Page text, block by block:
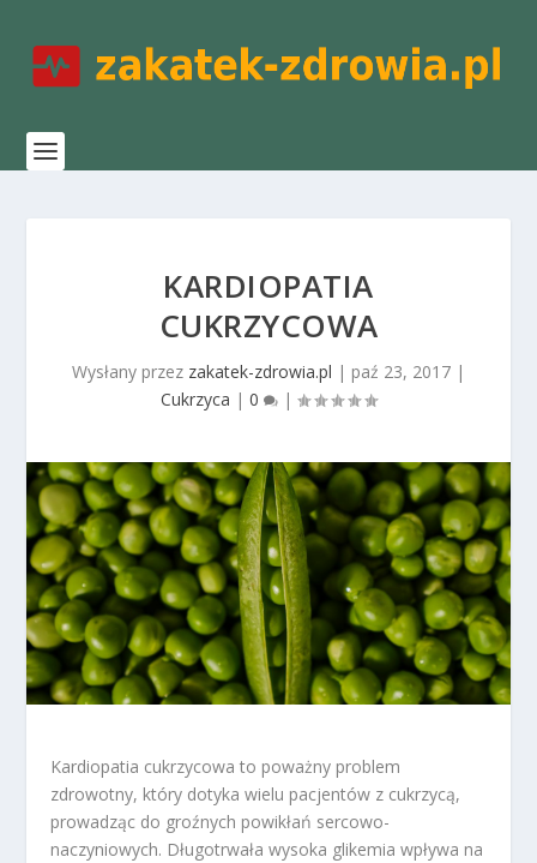
KARDIOPATIA
CUKRZYCOWA
Wysłany przez zakatek-zdrowia.pl | paź 23, 2017 |
Cukrzyca | 0 |
Kardiopatia cukrzycowa to poważny problem
zdrowotny, który dotyka wielu pacjentów z cukrzycą,
prowadząc do groźnych powikłań sercowo-
naczyniowych. Długotrwała wysoka glikemia wpływa na